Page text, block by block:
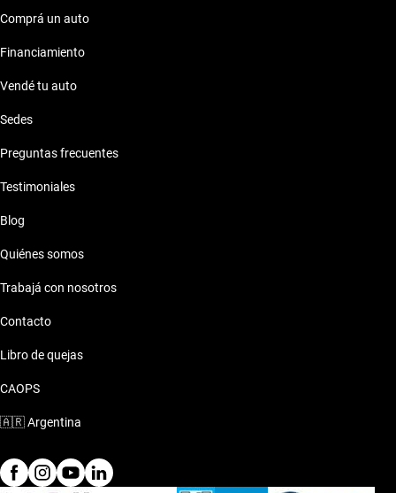
Comprá un auto
Financiamiento
Vendé tu auto
Sedes
Preguntas frecuentes
Testimoniales
Blog
Quiénes somos
Trabajá con nosotros
Contacto
Libro de quejas
CAOPS
🇦🇷Argentina